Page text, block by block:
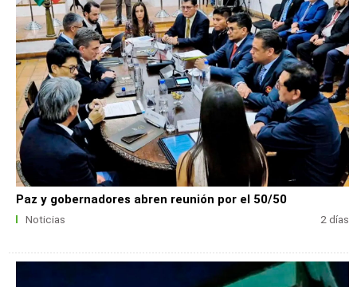
Paz y gobernadores abren reunión por el 50/50
Noticias 2 días